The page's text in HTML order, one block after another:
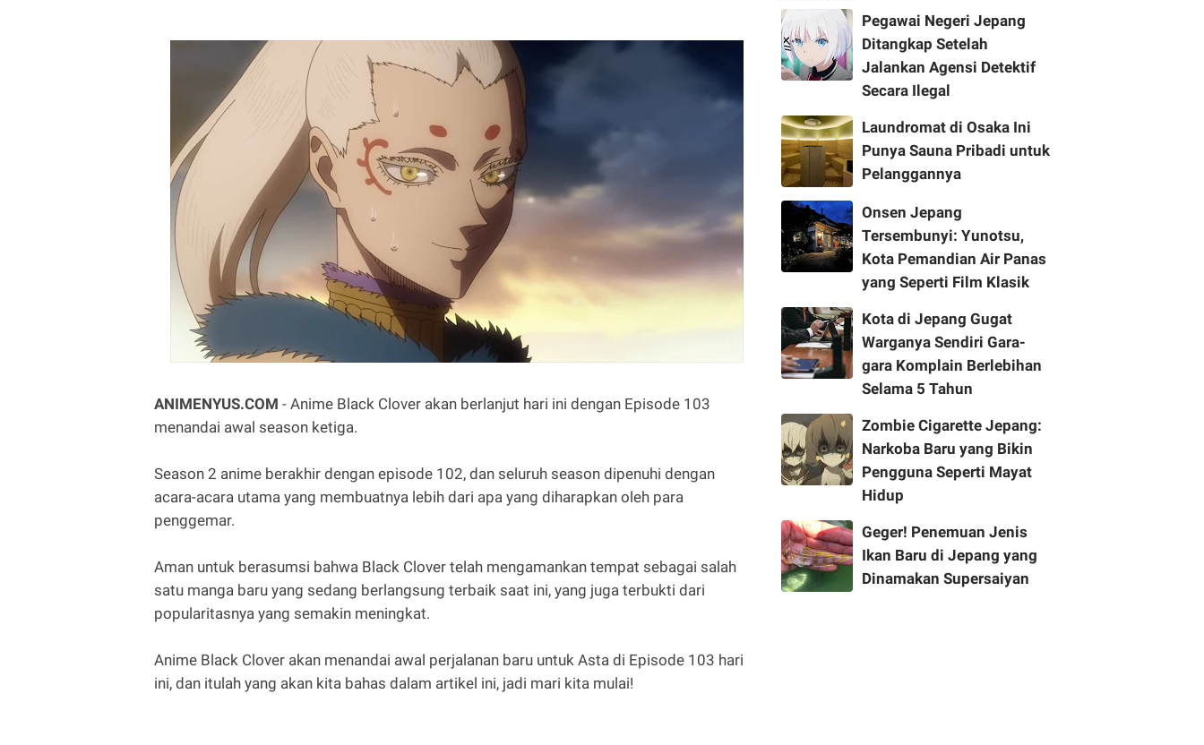
ANIMENYUS.COM - Anime Black Clover akan berlanjut hari ini dengan Episode 103
menandai awal season ketiga.
Season 2 anime berakhir dengan episode 102, dan seluruh season dipenuhi dengan
acara-acara utama yang membuatnya lebih dari apa yang diharapkan oleh para
penggemar.
Aman untuk berasumsi bahwa Black Clover telah mengamankan tempat sebagai salah
satu manga baru yang sedang berlangsung terbaik saat ini, yang juga terbukti dari
popularitasnya yang semakin meningkat.
Anime Black Clover akan menandai awal perjalanan baru untuk Asta di Episode 103 hari
ini, dan itulah yang akan kita bahas dalam artikel ini, jadi mari kita mulai!
Pegawai Negeri Jepang
Ditangkap Setelah
Jalankan Agensi Detektif
Secara Ilegal
Laundromat di Osaka Ini
Punya Sauna Pribadi untuk
Pelanggannya
Onsen Jepang
Tersembunyi: Yunotsu,
Kota Pemandian Air Panas
yang Seperti Film Klasik
Kota di Jepang Gugat
Warganya Sendiri Gara-
gara Komplain Berlebihan
Selama 5 Tahun
Zombie Cigarette Jepang:
Narkoba Baru yang Bikin
Pengguna Seperti Mayat
Hidup
Geger! Penemuan Jenis
Ikan Baru di Jepang yang
Dinamakan Supersaiyan